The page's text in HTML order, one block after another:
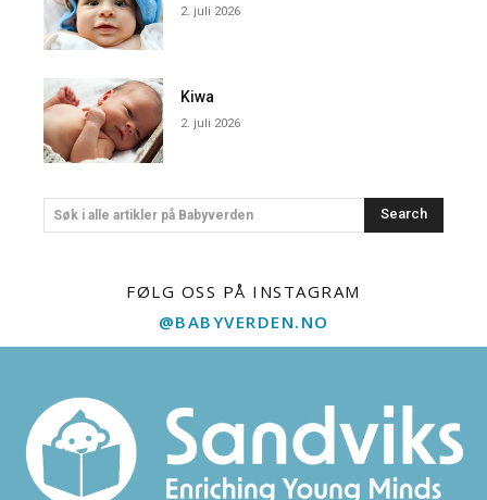
2. juli 2026
Kiwa
2. juli 2026
Søk i alle artikler på Babyverden Search
FØLG OSS PÅ INSTAGRAM
@BABYVERDEN.NO